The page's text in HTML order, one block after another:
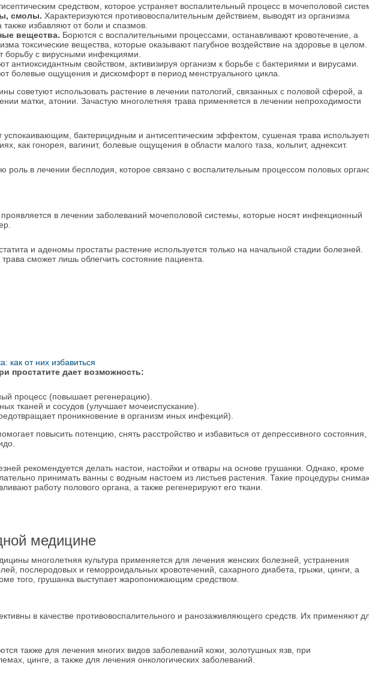
средством, которое устраняет воспалительный процесс в мочеполовой
смолы. Характеризуются противовоспалительным действием, выводят из организма
также избавляют от боли и спазмов.
вещества. Борются с воспалительными процессами, останавливают кровотечение, а
токсические вещества, которые оказывают пагубное воздействие на здоровье в целом.
борьбу с вирусными инфекциями.
антиоксидантным свойством, активизируя организм к борьбе с бактериями и вирусами.
болевые ощущения и дискомфорт в период менструального цикла.
советуют использовать растение в лечении патологий, связанных с половой сферой, а
матки, атонии. Зачастую многолетняя трава применяется в лечении непроходимости
успокаивающим, бактерицидным и антисептическим эффектом, сушеная трава
как гонорея, вагинит, болевые ощущения в области малого таза, кольпит, аднексит.
роль в лечении бесплодия, которое связано с воспалительным процессом половых
в лечении заболеваний мочеполовой системы, которые носят инфекционный
и аденомы простаты растение используется только на начальной стадии болезней.
сможет лишь облегчить состояние пациента.
как от них избавиться
простатите дает возможность:
процесс (повышает регенерацию).
тканей и сосудов (улучшает мочеиспускание).
проникновение в организм иных инфекций).
повысить потенцию, снять расстройство и избавиться от депрессивного состояния,
рекомендуется делать настои, настойки и отвары на основе грушанки. Однако, кроме
принимать ванны с водным настоем из листьев растения. Такие процедуры
работу полового органа, а также регенерируют его ткани.
медицине
многолетняя культура применяется для лечения женских болезней, устранения
послеродовых и геморроидальных кровотечений, сахарного диабета, грыжи, цинги, а
того, грушанка выступает жаропонижающим средством.
в качестве противовоспалительного и ранозаживляющего средств. Их применяют
также для лечения многих видов заболеваний кожи, золотушных язв, при
цинге, а также для лечения онкологических заболеваний.